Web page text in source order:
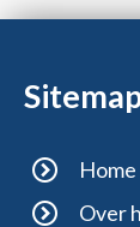
Home
Over